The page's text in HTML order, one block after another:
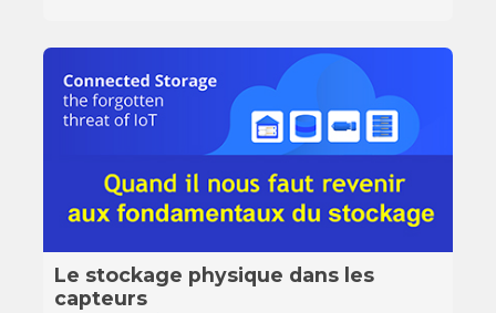
Le stockage physique dans les
capteurs